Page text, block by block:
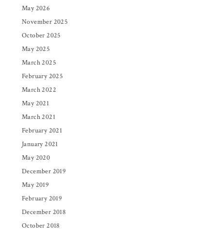
May 2026
November 2025
October 2025
May 2025
March 2025
February 2025
March 2022
May 2021
March 2021
February 2021
January 2021
May 2020
December 2019
May 2019
February 2019
December 2018
October 2018